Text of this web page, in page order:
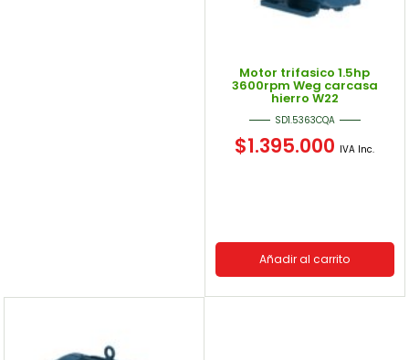
Motor trifasico 1.5hp
3600rpm Weg carcasa
hierro W22
SD1.5363CQA
$1.395.000 IVA Inc.
Añadir al carrito